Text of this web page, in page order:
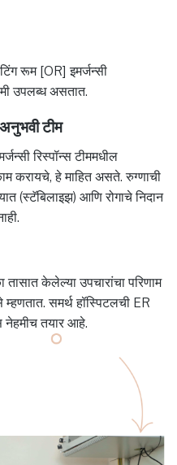
रूम [OR] इमर्जन्सी
उपलब्ध असतात.
टीम
रिस्पॉन्स टीममधील
करायचे, हे माहित असते. रुग्णाची
(स्टॅबिलाइझ) आणि रोगाचे निदान
केलेल्या उपचारांचा परिणाम
म्हणतात. समर्थ हॉस्पिटलची ER
नेहमीच तयार आहे.